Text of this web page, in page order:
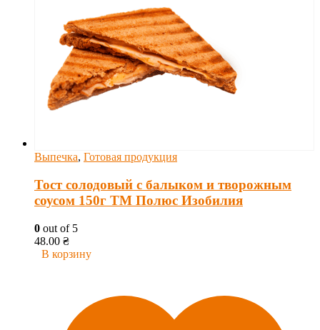
Выпечка, Готовая продукция
Тост солодовый с балыком и творожным
соусом 150г ТМ Полюс Изобилия
0 out of 5
48.00 ₴
В корзину